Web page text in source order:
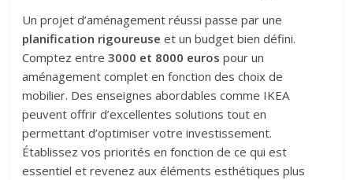
Un projet d’aménagement réussi passe par une
planification rigoureuse et un budget bien défini.
Comptez entre3000 et 8000 euros pour un
aménagement complet en fonction des choix de
mobilier. Des enseignes abordables comme IKEA
peuvent offrir d’excellentes solutions tout en
permettant d’optimiser votre investissement.
Établissez vos priorités en fonction de ce qui est
essentiel et revenez aux éléments esthétiques plus